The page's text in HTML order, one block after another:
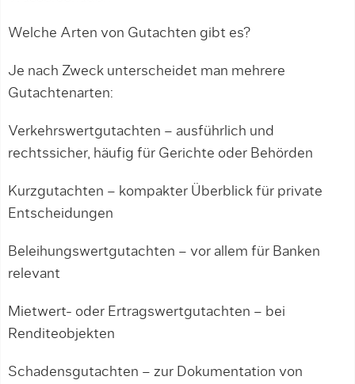
Welche Arten von Gutachten gibt es?
Je nach Zweck unterscheidet man mehrere
Gutachtenarten:
Verkehrswertgutachten – ausführlich und
rechtssicher, häufig für Gerichte oder Behörden
Kurzgutachten – kompakter Überblick für private
Entscheidungen
Beleihungswertgutachten – vor allem für Banken
relevant
Mietwert- oder Ertragswertgutachten – bei
Renditeobjekten
Schadensgutachten – zur Dokumentation von